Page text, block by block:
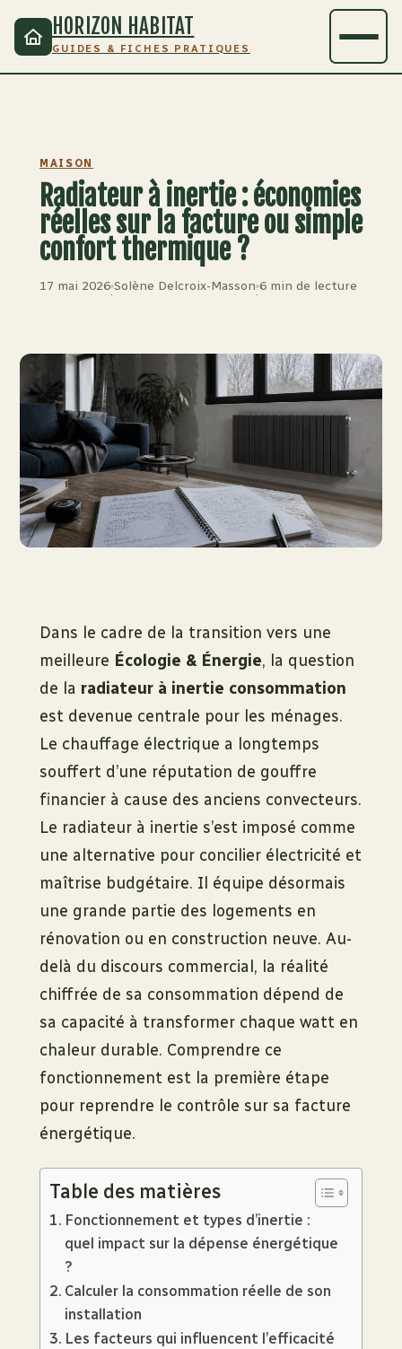
HORIZON HABITAT
GUIDES & FICHES PRATIQUES
MAISON
Radiateur à inertie : économies
réelles sur la facture ou simple
confort thermique ?
17 mai 2026
·
Solène Delcroix-Masson
·
6 min de lecture
Dans le cadre de la transition vers une
meilleure Écologie & Énergie, la question
de la radiateur à inertie consommation
est devenue centrale pour les ménages.
Le chauffage électrique a longtemps
souffert d’une réputation de gouffre
financier à cause des anciens convecteurs.
Le radiateur à inertie s’est imposé comme
une alternative pour concilier électricité et
maîtrise budgétaire. Il équipe désormais
une grande partie des logements en
rénovation ou en construction neuve. Au-
delà du discours commercial, la réalité
chiffrée de sa consommation dépend de
sa capacité à transformer chaque watt en
chaleur durable. Comprendre ce
fonctionnement est la première étape
pour reprendre le contrôle sur sa facture
énergétique.
Table des matières
Fonctionnement et types d’inertie :
quel impact sur la dépense énergétique
?
Calculer la consommation réelle de son
installation
Les facteurs qui influencent l’efficacité